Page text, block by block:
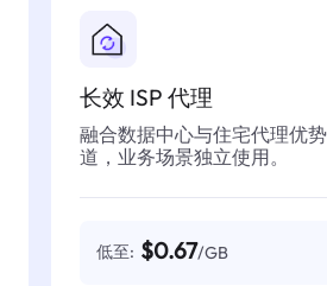
长效 ISP 代理
融合数据中心与住宅代理优
道，业务场景独立使用。
低至: $0.67/GB